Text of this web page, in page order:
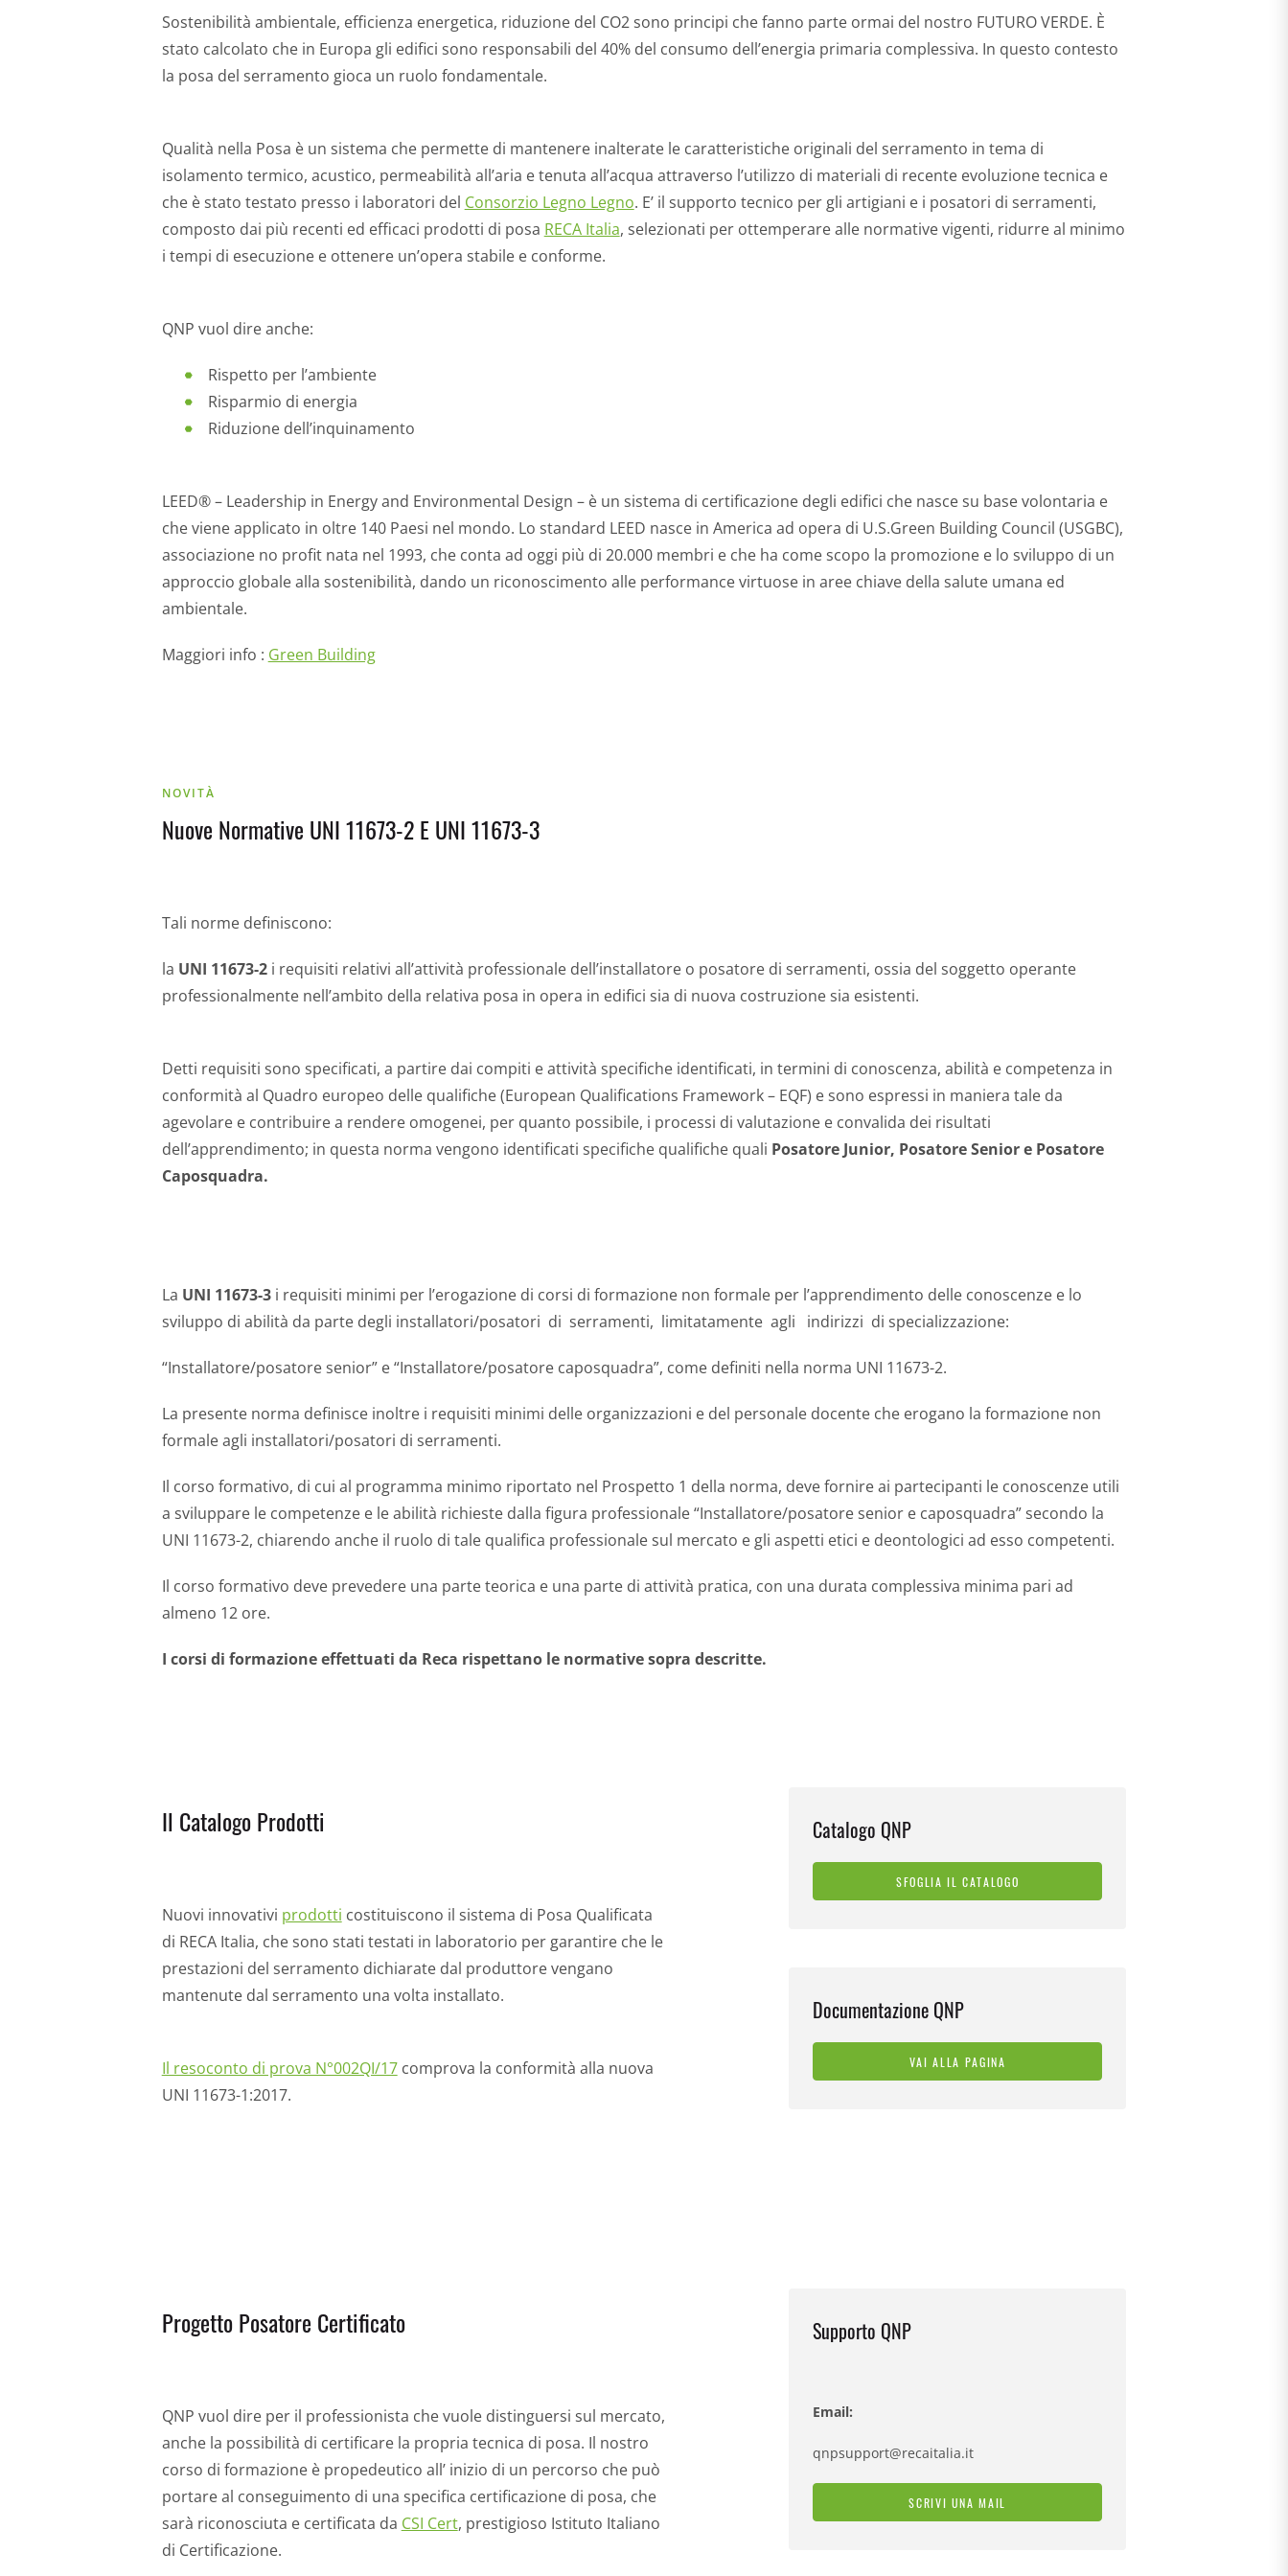
Sostenibilità ambientale, efficienza energetica, riduzione del CO2 sono principi che fanno parte ormai del nostro FUTURO VERDE. È
stato calcolato che in Europa gli edifici sono responsabili del 40% del consumo dell’energia primaria complessiva. In questo contesto
la posa del serramento gioca un ruolo fondamentale.
Qualità nella Posa è un sistema che permette di mantenere inalterate le caratteristiche originali del serramento in tema di
isolamento termico, acustico, permeabilità all’aria e tenuta all’acqua attraverso l’utilizzo di materiali di recente evoluzione tecnica e
che è stato testato presso i laboratori del Consorzio Legno Legno. E’ il supporto tecnico per gli artigiani e i posatori di serramenti,
composto dai più recenti ed efficaci prodotti di posa RECA Italia, selezionati per ottemperare alle normative vigenti, ridurre al minimo
i tempi di esecuzione e ottenere un’opera stabile e conforme.
QNP vuol dire anche:
Rispetto per l’ambiente
Risparmio di energia
Riduzione dell’inquinamento
LEED® – Leadership in Energy and Environmental Design – è un sistema di certificazione degli edifici che nasce su base volontaria e
che viene applicato in oltre 140 Paesi nel mondo. Lo standard LEED nasce in America ad opera di U.S.Green Building Council (USGBC),
associazione no profit nata nel 1993, che conta ad oggi più di 20.000 membri e che ha come scopo la promozione e lo sviluppo di un
approccio globale alla sostenibilità, dando un riconoscimento alle performance virtuose in aree chiave della salute umana ed
ambientale.
Maggiori info : Green Building
NOVITÀ
Nuove Normative UNI 11673-2 E UNI 11673-3
Tali norme definiscono:
la UNI 11673-2i requisiti relativi all’attività professionale dell’installatore o posatore di serramenti, ossia del soggetto operante
professionalmente nell’ambito della relativa posa in opera in edifici sia di nuova costruzione sia esistenti.
Detti requisiti sono specificati, a partire dai compiti e attività specifiche identificati, in termini di conoscenza, abilità e competenza in
conformità al Quadro europeo delle qualifiche (European Qualifications Framework – EQF) e sono espressi in maniera tale da
agevolare e contribuire a rendere omogenei, per quanto possibile, i processi di valutazione e convalida dei risultati
dell’apprendimento; in questa norma vengono identificati specifiche qualifiche quali Posatore Junior, Posatore Senior e Posatore
Caposquadra.
La UNI 11673-3i requisiti minimi per l’erogazione di corsi di formazione non formale per l’apprendimento delle conoscenze e lo
sviluppo di abilità da parte degli installatori/posatori di serramenti, limitatamente agli indirizzi di specializzazione:
“Installatore/posatore senior” e “Installatore/posatore caposquadra”, come definiti nella norma UNI 11673-2.
La presente norma definisce inoltre i requisiti minimi delle organizzazioni e del personale docente che erogano la formazione non
formale agli installatori/posatori di serramenti.
Il corso formativo, di cui al programma minimo riportato nel Prospetto 1 della norma, deve fornire ai partecipanti le conoscenze utili
a sviluppare le competenze e le abilità richieste dalla figura professionale “Installatore/posatore senior e caposquadra” secondo la
UNI 11673-2, chiarendo anche il ruolo di tale qualifica professionale sul mercato e gli aspetti etici e deontologici ad esso competenti.
Il corso formativo deve prevedere una parte teorica e una parte di attività pratica, con una durata complessiva minima pari ad
almeno 12 ore.
I corsi di formazione effettuati da Reca rispettano le normative sopra descritte.
Catalogo QNP
SFOGLIA IL CATALOGO
Documentazione QNP
VAI ALLA PAGINA
Il Catalogo Prodotti
Nuovi innovativi prodotti costituiscono il sistema di Posa Qualificata
di RECA Italia, che sono stati testati in laboratorio per garantire che le
prestazioni del serramento dichiarate dal produttore vengano
mantenute dal serramento una volta installato.
Il resoconto di prova N°002QI/17comprova la conformità alla nuova
UNI 11673-1:2017.
Supporto QNP
Email:
qnpsupport@recaitalia.it
SCRIVI UNA MAIL
Progetto Posatore Certificato
QNP vuol dire per il professionista che vuole distinguersi sul mercato,
anche la possibilità di certificare la propria tecnica di posa. Il nostro
corso di formazione è propedeutico all’ inizio di un percorso che può
portare al conseguimento di una specifica certificazione di posa, che
sarà riconosciuta e certificata da CSI Cert, prestigioso Istituto Italiano
di Certificazione.